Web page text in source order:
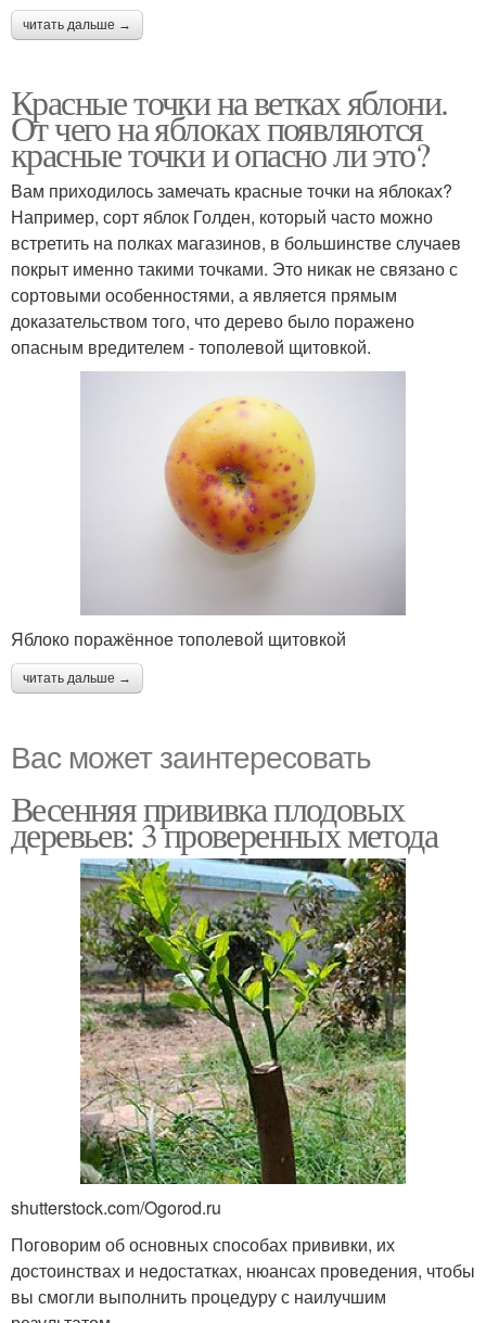
читать дальше →
Красные точки на ветках яблони.
От чего на яблоках появляются
красные точки и опасно ли это?
Вам приходилось замечать красные точки на яблоках?
Например, сорт яблок Голден, который часто можно
встретить на полках магазинов, в большинстве случаев
покрыт именно такими точками. Это никак не связано с
сортовыми особенностями, а является прямым
доказательством того, что дерево было поражено
опасным вредителем - тополевой щитовкой.
Яблоко поражённое тополевой щитовкой
читать дальше →
Вас может заинтересовать
Весенняя прививка плодовых
деревьев: 3 проверенных метода
shutterstock.com/Ogorod.ru
Поговорим об основных способах прививки, их
достоинствах и недостатках, нюансах проведения, чтобы
вы смогли выполнить процедуру с наилучшим